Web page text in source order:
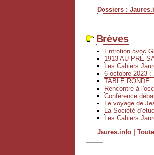
Dossiers :
Brèves
Entretien avec
1913 AU PRÉ
Les Cahiers
6 octobre 2023 :
TABLE RONDE
Rencontre à
Conférence
Le voyage de
La Société
Les Cahiers
Jaures.info |